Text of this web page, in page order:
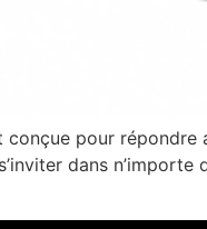
conçue pour
dans